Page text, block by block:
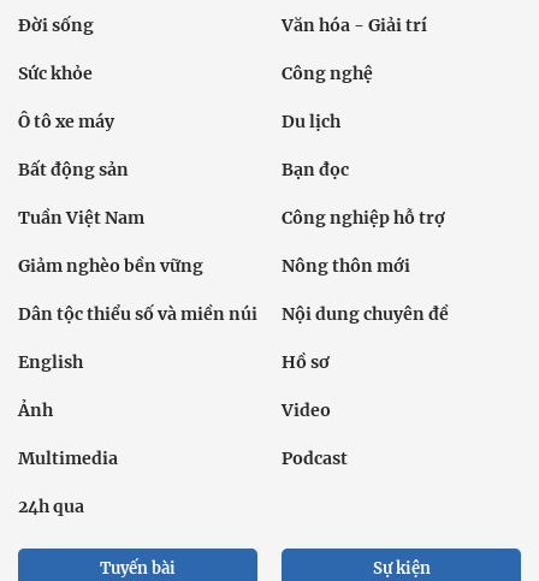
Đời sống Văn hóa - Giải trí
Sức khỏe Công nghệ
Ô tô xe máy Du lịch
Bất động sản Bạn đọc
Tuần Việt Nam Công nghiệp hỗ trợ
Giảm nghèo bền vững Nông thôn mới
Dân tộc thiểu số và miền núi Nội dung chuyên đề
English Hồ sơ
Ảnh Video
Multimedia Podcast
24h qua
Tuyến bài Sự kiện